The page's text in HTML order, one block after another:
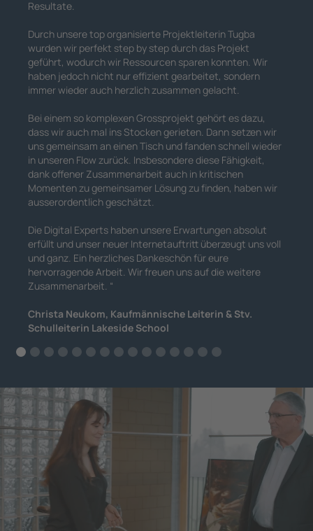
Resultate.
Durch unsere top organisierte Projektleiterin Tugba
wurden wir perfekt step by step durch das Projekt
geführt, wodurch wir Ressourcen sparen konnten. Wir
haben jedoch nicht nur effizient gearbeitet, sondern
immer wieder auch herzlich zusammen gelacht.
Bei einem so komplexen Grossprojekt gehört es dazu,
dass wir auch mal ins Stocken gerieten. Dann setzen wir
uns gemeinsam an einen Tisch und fanden schnell wieder
in unseren Flow zurück. Insbesondere diese Fähigkeit,
dank offener Zusammenarbeit auch in kritischen
Momenten zu gemeinsamer Lösung zu finden, haben wir
ausserordentlich geschätzt.
Die Digital Experts haben unsere Erwartungen absolut
erfüllt und unser neuer Internetauftritt überzeugt uns voll
und ganz. Ein herzliches Dankeschön für eure
hervorragende Arbeit. Wir freuen uns auf die weitere
Zusammenarbeit. “
Christa Neukom, Kaufmännische Leiterin & Stv.
Schulleiterin Lakeside School